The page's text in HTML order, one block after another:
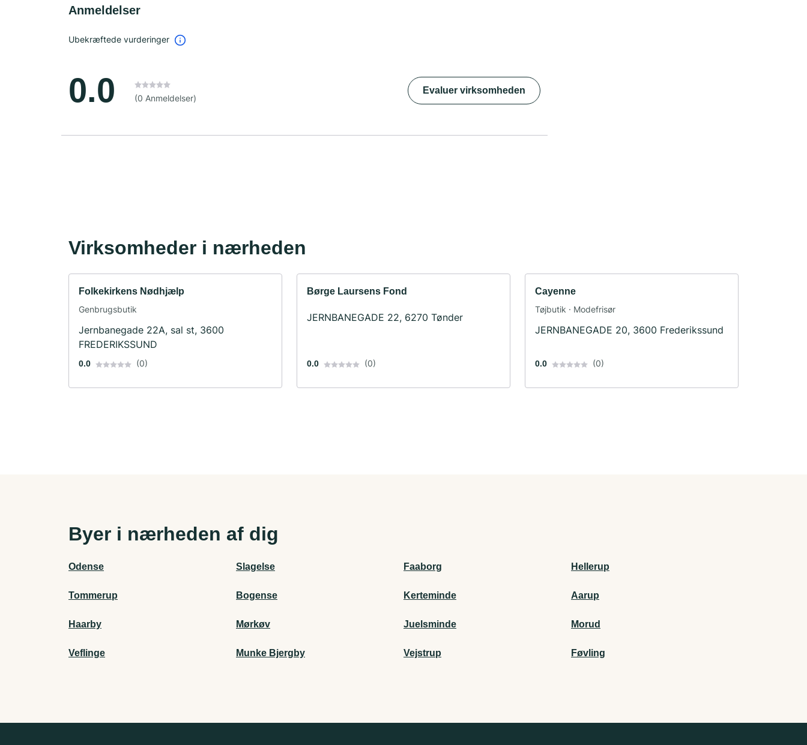
Anmeldelser
Ubekræftede vurderinger
0.0 (0 Anmeldelser)
Evaluer virksomheden
Virksomheder i nærheden
Folkekirkens Nødhjælp
Genbrugsbutik
Jernbanegade 22A, sal st, 3600
FREDERIKSSUND
0.0 (0)
Børge Laursens Fond
JERNBANEGADE 22, 6270 Tønder
0.0 (0)
Cayenne
Tøjbutik · Modefrisør
JERNBANEGADE 20, 3600 Frederikssund
0.0 (0)
Byer i nærheden af dig
Odense Slagelse Faaborg Hellerup
Tommerup Bogense Kerteminde Aarup
Haarby Mørkøv Juelsminde Morud
Veflinge Munke Bjergby Vejstrup Føvling